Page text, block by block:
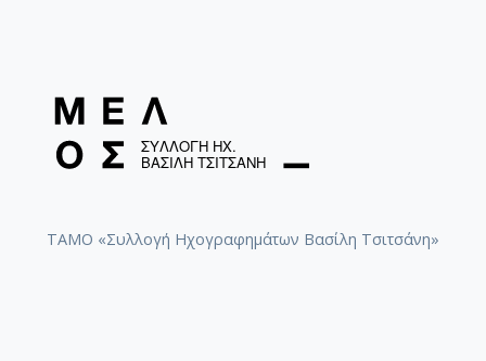
ΤΑΜΟ «Συλλογή Ηχογραφημάτων Βασίλη Τσιτσάνη»